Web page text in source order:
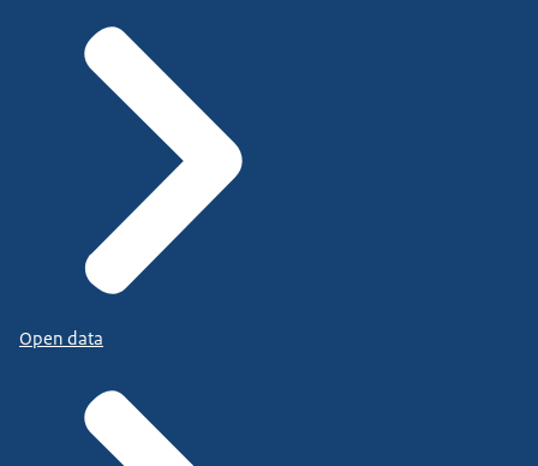
Open data